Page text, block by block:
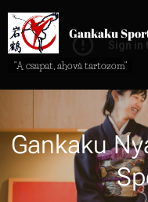
Gankaku
"A csapat, ahová tartozom"
Gankaku